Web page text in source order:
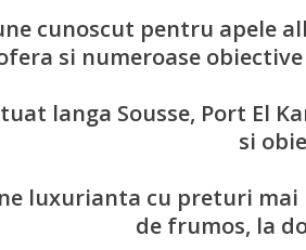
cunoscut pentru apele
si numeroase
langa Sousse, Port El
si
luxurianta cu preturi
de frumos, la